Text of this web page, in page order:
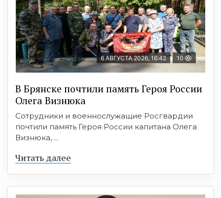
6 АВГУСТА 2026, 16:42 10
В Брянске почтили память Героя России
Олега Визнюка
Сотрудники и военнослужащие Росгвардии
почтили память Героя России капитана Олега
Визнюка, ...
Читать далее